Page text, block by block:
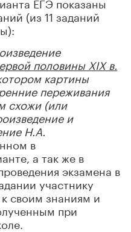
(из 11 заданий
половины XIX в.
картины
переживания
схожи (или
и
Н.А.
в
а так же в
экзамена в
участнику
своим знаниям и
при